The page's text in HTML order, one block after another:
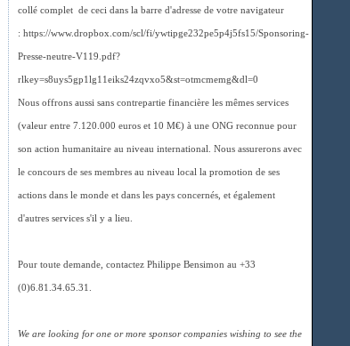
collé complet de ceci dans la barre d'adresse de votre navigateur
: https://www.dropbox.com/scl/fi/ywtipge232pe5p4j5fs15/Sponsoring-
Presse-neutre-V119.pdf?
rlkey=s8uys5gp1lg11eiks24zqvxo5&st=otmcmemg&dl=0
Nous offrons aussi sans contrepartie financière les mêmes services
(valeur entre 7.120.000 euros et 10 M€) à une ONG reconnue pour
son action humanitaire au niveau international. Nous assurerons avec
le concours de ses membres au niveau local la promotion de ses
actions dans le monde et dans les pays concernés, et également
d'autres services s'il y a lieu.
Pour toute demande, contactez Philippe Bensimon au +33
(0)6.81.34.65.31.
We are looking for one or more sponsor companies wishing to see the